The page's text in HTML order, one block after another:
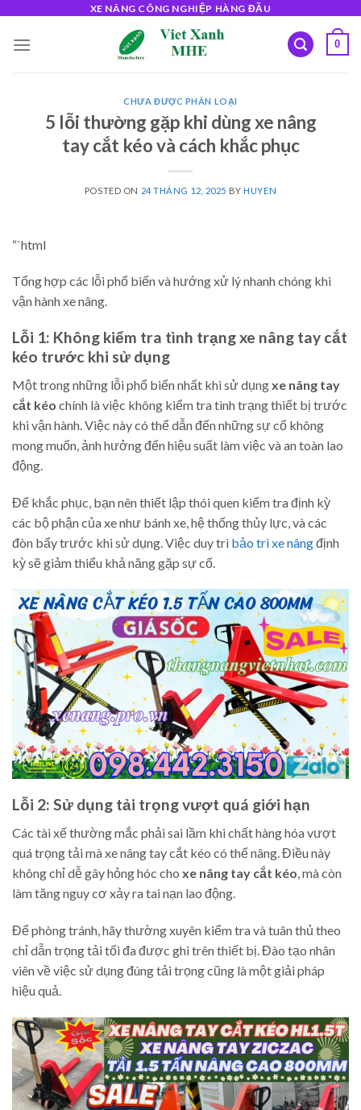
content
XE NÂNG CÔNG NGHIỆP HÀNG ĐẦU
0
CHƯA ĐƯỢC PHÂN LOẠI
5 lỗi thường gặp khi dùng xe nâng
tay cắt kéo và cách khắc phục
POSTED ON 24 THÁNG 12, 2025 BYHUYEN
“`html
Tổng hợp các lỗi phổ biến và hướng xử lý nhanh chóng khi
vận hành xe nâng.
Lỗi 1: Không kiểm tra tình trạng xe nâng tay cắt
kéo trước khi sử dụng
Một trong những lỗi phổ biến nhất khi sử dụngxe nâng tay
cắt kéo chính là việc không kiểm tra tình trạng thiết bị trước
khi vận hành. Việc này có thể dẫn đến những sự cố không
mong muốn, ảnh hưởng đến hiệu suất làm việc và an toàn lao
động.
Để khắc phục, bạn nên thiết lập thói quen kiểm tra định kỳ
các bộ phận của xe như bánh xe, hệ thống thủy lực, và các
đòn bẩy trước khi sử dụng. Việc duy trì bảo trì xe nângđịnh
kỳ sẽ giảm thiểu khả năng gặp sự cố.
Lỗi 2: Sử dụng tải trọng vượt quá giới hạn
Các tài xế thường mắc phải sai lầm khi chất hàng hóa vượt
quá trọng tải mà xe nâng tay cắt kéo có thể nâng. Điều này
không chỉ dễ gây hỏng hóc cho xe nâng tay cắt kéo, mà còn
làm tăng nguy cơ xảy ra tai nạn lao động.
Để phòng tránh, hãy thường xuyên kiểm tra và tuân thủ theo
chỉ dẫn trọng tải tối đa được ghi trên thiết bị. Đào tạo nhân
viên về việc sử dụng đúng tải trọng cũng là một giải pháp
hiệu quả.